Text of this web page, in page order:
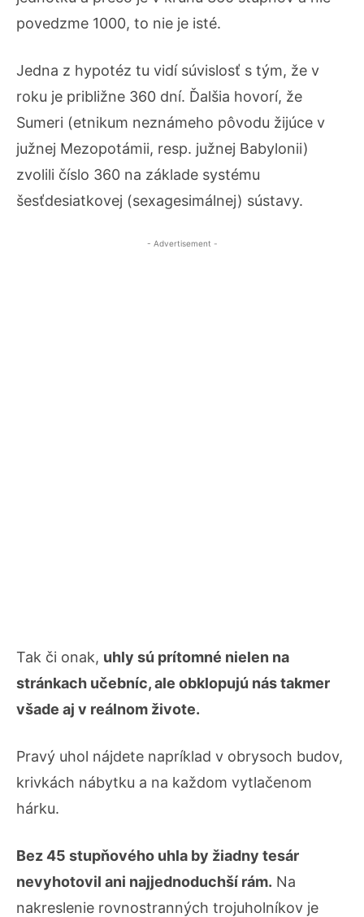
povedzme 1000, to nie je isté.
Jedna z hypotéz tu vidí súvislosť s tým, že v
roku je približne 360 dní. Ďalšia hovorí, že
Sumeri (etnikum neznámeho pôvodu žijúce v
južnej Mezopotámii, resp. južnej Babylonii)
zvolili číslo 360 na základe systému
šesťdesiatkovej (sexagesimálnej) sústavy.
- Advertisement -
Tak či onak, uhly sú prítomné nielen na
stránkach učebníc, ale obklopujú nás takmer
všade aj v reálnom živote.
Pravý uhol nájdete napríklad v obrysoch budov,
krivkách nábytku a na každom vytlačenom
hárku.
Bez 45 stupňového uhla by žiadny tesár
nevyhotovil ani najjednoduchší rám. Na
nakreslenie rovnostranných trojuholníkov je